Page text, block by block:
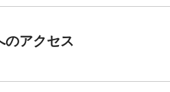
アクセス